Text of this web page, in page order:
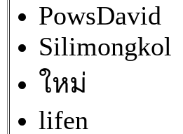
PowsDavid
Silimongkol
ใหม่
lifen